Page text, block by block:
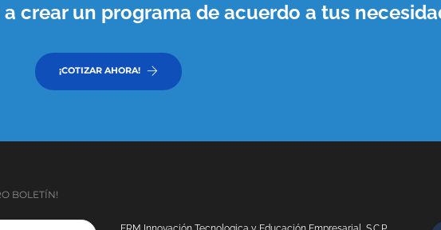
crear un programa de acuerdo a tus
¡COTIZAR AHORA!
BOLETÍN!